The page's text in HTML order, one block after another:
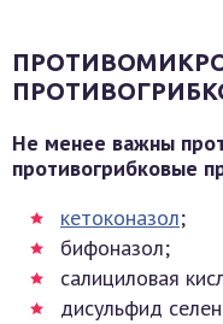
Не менее важны
противогрибковые
кетоконазол;
бифоназол;
салициловая
дисульфид